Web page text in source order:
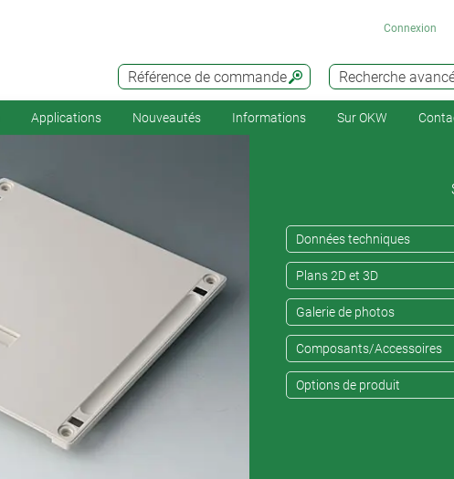
Recherche
Référence de commande
Connexion
Applications Nouveautés Informations Sur OKW
Données techniques
Plans 2D et 3D
Galerie de photos
Composants/Accessoires
Options de produit